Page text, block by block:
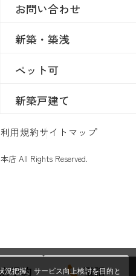
お問い合わせ
新築・築浅
ペット可
新築戸建て
利用規約サイトマップ
店 All Rights Reserved.
予約 電話
況把握、サービス向上検討を目的と